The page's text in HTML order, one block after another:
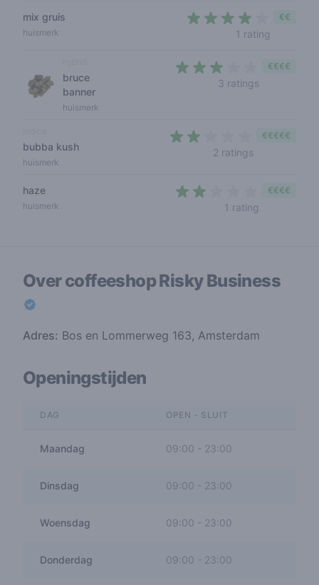
mix gruis
huismerk 1 rating
€€
bruce
banner
huismerk
3 ratings
€€€€
bubba kush
huismerk
2 ratings
€€€€€
haze
huismerk 1 rating
€€€€
Over coffeeshopRisky Business
Adres: Bos en Lommerweg 163, Amsterdam
Openingstijden
DAG OPEN - SLUIT
Maandag 09:00 - 23:00
Dinsdag 09:00 23:00
Woensdag 09:00 - 23:00
Donderdag 09:00 23:00